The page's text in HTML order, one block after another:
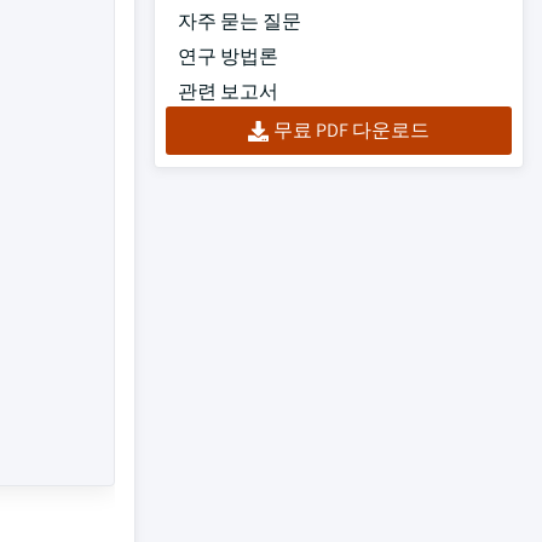
자주 묻는 질문
연구 방법론
관련 보고서
무료 PDF 다운로드